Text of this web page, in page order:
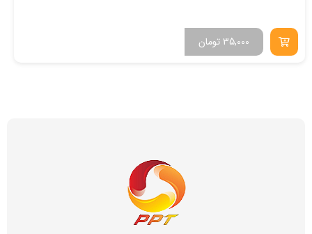
تومان35,000